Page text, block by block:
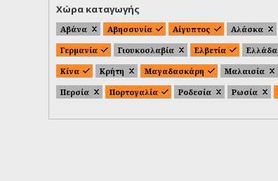
Χώρα καταγωγής
Αβάνα Αβησσυνία Αίγυπτος Αλάσκα
Γερμανία
Γιουκοσλαβία Ελβετία Ελλάδα
Κίνα
Κρήτη Μαγαδασκάρη Μαλαισία
Περσία
Πορτογαλία Ροδεσία Ρωσία